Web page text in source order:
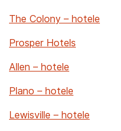
The Colony – hotele
Prosper Hotels
Allen – hotele
Plano – hotele
Lewisville – hotele